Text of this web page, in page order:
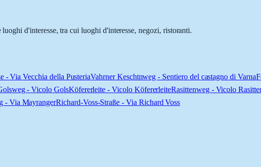
d'interesse, tra cui luoghi d'interesse, negozi, ristoranti.
- Via Vecchia della PusteriaVahrner Keschtnweg - Sentiero del castagno di Varna
- Vicolo GolsKöfererleite - Vicolo KöfererleiteRasittenweg - Vicolo
- Via MayrangerRichard-Voss-Straße - Via Richard Voss